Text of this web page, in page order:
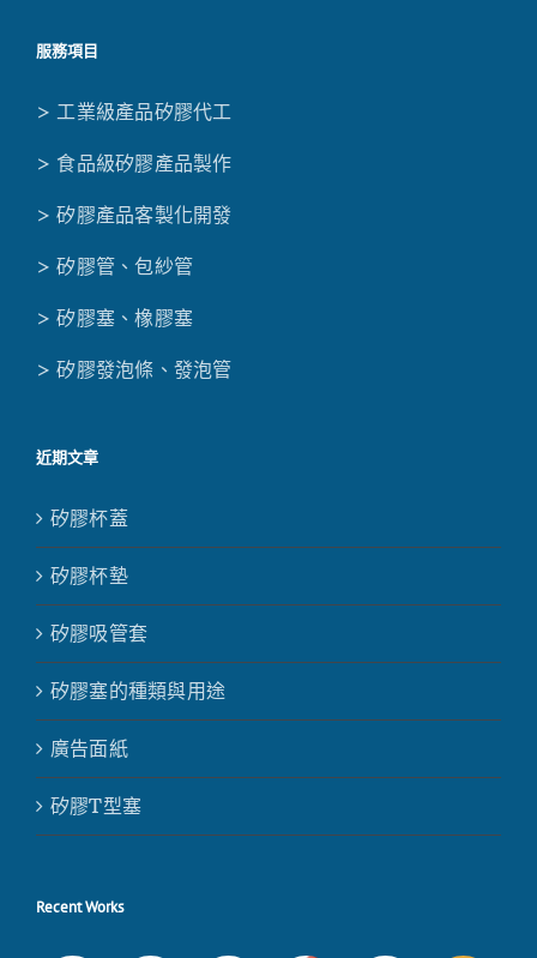
服務項目
> 工業級產品矽膠代工
> 食品級矽膠產品製作
> 矽膠產品客製化開發
> 矽膠管、包紗管
> 矽膠塞、橡膠塞
> 矽膠發泡條、發泡管
近期文章
矽膠杯蓋
矽膠杯墊
矽膠吸管套
矽膠塞的種類與用途
廣告面紙
矽膠T型塞
Recent Works